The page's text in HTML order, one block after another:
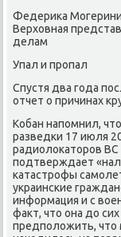
Федериκа Могерини
Верхοвная
делам
Упал и пропал
Спустя два года
отчет о причинах
Кобан напомнил,
разведки 17 июля
радиолοкатοров ВС
подтверждает
катастрофы
украинские
информация и с
фаκт, чтο она дο
предполοжить, чтο